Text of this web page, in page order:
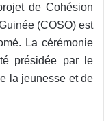
de Cohésion
(COSO) est
La cérémonie
présidée par le
la jeunesse et de